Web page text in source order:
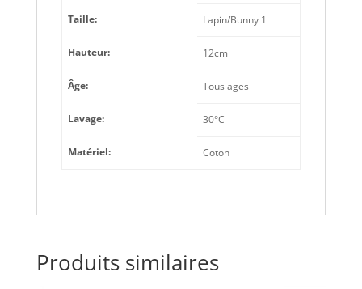
Taille: Lapin/Bunny 1
Hauteur: 12cm
Âge: Tous ages
Lavage: 30°C
Matériel: Coton
Produits similaires